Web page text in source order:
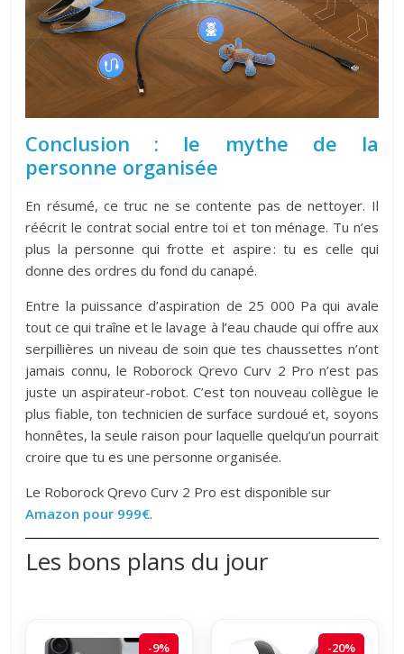
Conclusion : le mythe de la
personne organisée
En résumé, ce truc ne se contente pas de nettoyer. Il
réécrit le contrat social entre toi et ton ménage. Tu n’es
plus la personne qui frotte et aspire : tu es celle qui
donne des ordres du fond du canapé.
Entre la puissance d’aspiration de 25 000 Pa qui avale
tout ce qui traîne et le lavage à l’eau chaude qui offre aux
serpillières un niveau de soin que tes chaussettes n’ont
jamais connu, le Roborock Qrevo Curv 2 Pro n’est pas
juste un aspirateur-robot. C’est ton nouveau collègue le
plus fiable, ton technicien de surface surdoué et, soyons
honnêtes, la seule raison pour laquelle quelqu’un pourrait
croire que tu es une personne organisée.
Le Roborock Qrevo Curv 2 Pro est disponible sur
Amazon pour 999€.
Les bons plans du jour
-9% -20%